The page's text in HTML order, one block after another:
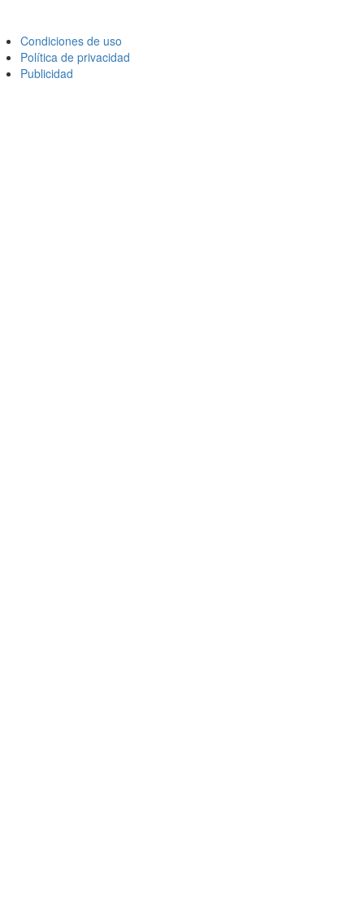
Condiciones de uso
Política de privacidad
Publicidad